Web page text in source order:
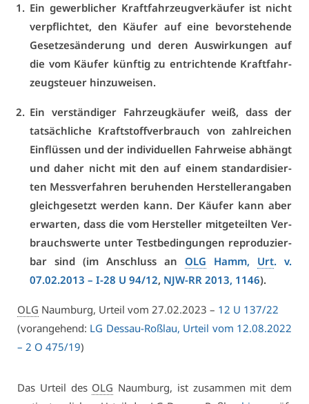
Ein ge­werb­li­cher Kraft­fahr­zeug­ver­käu­fer ist nicht
ver­pflich­tet, den Käu­fer auf ei­ne be­vor­ste­hen­de
Ge­set­zes­än­de­rung und de­ren Aus­wir­kun­gen auf
die vom Käu­fer künf­tig zu ent­rich­ten­de Kraft­fahr­
zeug­steu­er hin­zu­wei­sen.
Ein ver­stän­di­ger Fahr­zeug­käu­fer weiß, dass der
tat­säch­li­che Kraft­stoff­ver­brauch von zahl­rei­chen
Ein­flüs­sen und der in­di­vi­du­el­len Fahr­wei­se ab­hängt
und da­her nicht mit den auf ei­nem stan­dar­di­sier­
ten Mess­ver­fah­ren be­ru­hen­den Her­stel­ler­an­ga­ben
gleich­ge­setzt wer­den kann. Der Käu­fer kann aber
er­war­ten, dass die vom Her­stel­ler mit­ge­teil­ten Ver­
brauchs­wer­te un­ter Test­be­din­gun­gen re­pro­du­zier­
bar sind (im An­schluss an OLG Hamm, Urt. v.
07.02.2013 – I-28 U 94/12, NJW-RR 2013, 1146).
OLG Naum­burg, Ur­teil vom 27.02.2023 – 12 U 137/22
(vor­an­ge­hend: LG Des­sau-Roß­lau, Ur­teil vom 12.08.2022
– 2 O 475/19)
Das Ur­teil des OLG Naum­burg, ist zu­sam­men mit dem